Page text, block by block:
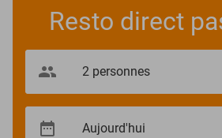
Resto direct